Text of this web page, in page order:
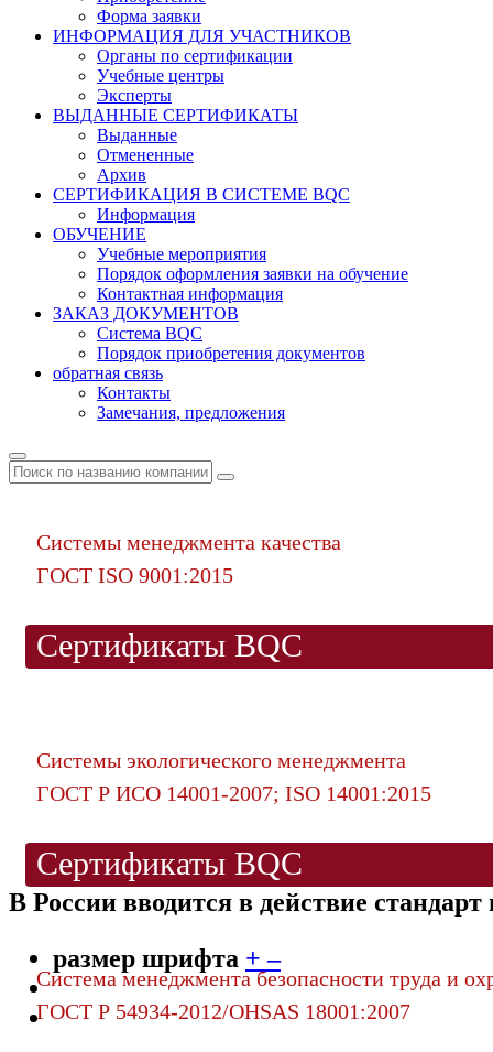
Форма заявки
ИНФОРМАЦИЯ ДЛЯ УЧАСТНИКОВ
Органы по сертификации
Учебные центры
Эксперты
ВЫДАННЫЕ СЕРТИФИКАТЫ
Выданные
Отмененные
Архив
СЕРТИФИКАЦИЯ В СИСТЕМЕ BQC
Информация
ОБУЧЕНИЕ
Учебные мероприятия
Порядок оформления заявки на обучение
Контактная информация
ЗАКАЗ ДОКУМЕНТОВ
Система BQC
Порядок приобретения документов
обратная связь
Контакты
Замечания, предложения
Системы менеджмента качества
ГОСТ ISO 9001:2015
Сертификаты BQC
Системы экологического менеджмента
ГОСТ Р ИСО 14001-2007; ISO 14001:2015
Сертификаты BQC
Система менеджмента безопасности труда и
ГОСТ Р 54934-2012/OHSAS 18001:2007
В России вводится в действие
размер шрифта +–